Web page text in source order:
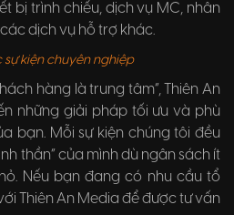
bị trình chiếu, dịch vụ MC, nhân
dịch vụ hỗ trợ khác.
sự kiện chuyên nghiệp
hàng là trung tâm”, Thiên An
những giải pháp tối ưu và phù
bạn. Mỗi sự kiện chúng tôi đều
thần” của mình dù ngân sách ít
Nếu bạn đang có nhu cầu tổ
Thiên An Media để được tư vấn